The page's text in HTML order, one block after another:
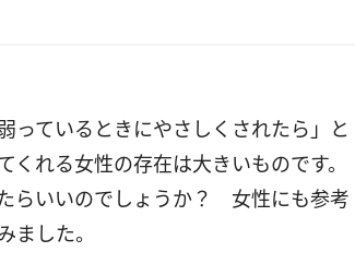
っているときにやさしくされたら」と
れる女性の存在は大きいものです。
らいいのでしょうか？ 女性にも参考
ました。